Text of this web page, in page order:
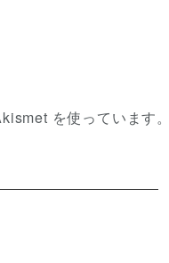
を使っています。